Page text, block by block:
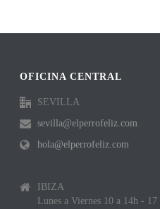
OFICINA CENTRAL
SEVILLA
sevilla@elperrofeliz.com
hola@elperrofeliz.com
IBIZA
Lunes a Viernes 10 a 14h - 17